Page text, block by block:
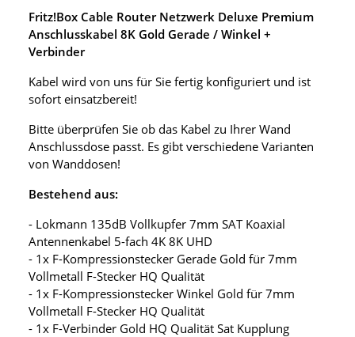
Fritz!Box Cable Router Netzwerk Deluxe Premium
Anschlusskabel 8K Gold Gerade / Winkel +
Verbinder
Kabel wird von uns für Sie fertig konfiguriert und ist
sofort einsatzbereit!
Bitte überprüfen Sie ob das Kabel zu Ihrer Wand
Anschlussdose passt. Es gibt verschiedene Varianten
von Wanddosen!
Bestehend aus:
- Lokmann 135dB Vollkupfer 7mm SAT Koaxial
Antennenkabel 5-fach 4K 8K UHD
- 1x F-Kompressionstecker Gerade Gold für 7mm
Vollmetall F-Stecker HQ Qualität
- 1x F-Kompressionstecker Winkel Gold für 7mm
Vollmetall F-Stecker HQ Qualität
- 1x F-Verbinder Gold HQ Qualität Sat Kupplung